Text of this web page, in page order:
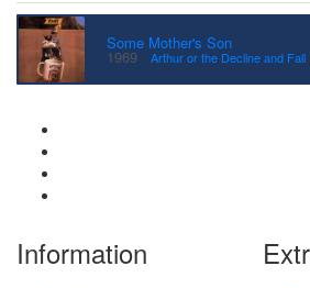
Some Mother's Son
1969 · Arthur or the Decline and Fall
Information